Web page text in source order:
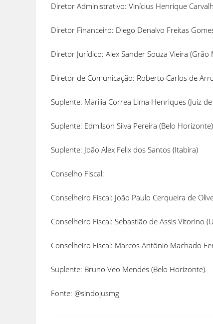
Diretor Administrativo: Vinícius Henrique
Diretor Financeiro: Diego Denalvo Freitas
Diretor Jurídico: Alex Sander Souza
Diretor de Comunicação: Roberto Carlos de
Suplente: Marilia Correa Lima
Suplente: Edmilson Silva Pereira
Suplente: João Alex Felix dos Santos (Itabira)
Conselho Fiscal:
Conselheiro Fiscal: João Paulo Cerqueira de
Conselheiro Fiscal: Sebastião de Assis
Conselheiro Fiscal: Marcos Antônio Machado
Suplente: Bruno Veo Mendes (Belo Horizonte).
Fonte: @sindojusmg